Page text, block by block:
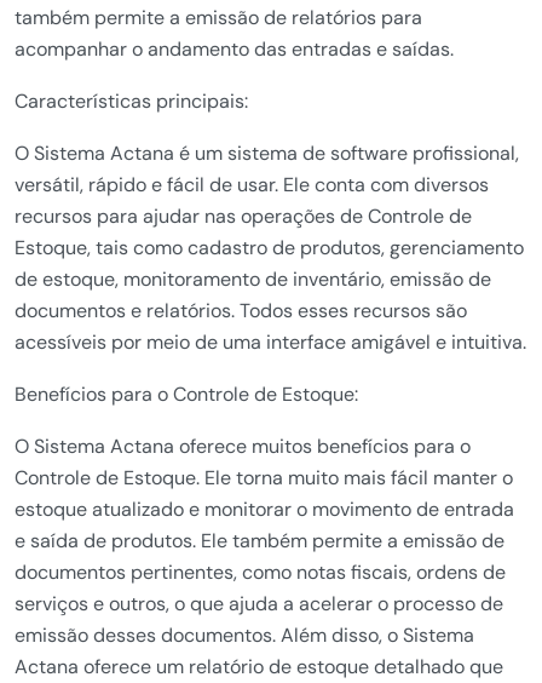
também permite a emissão de relatórios para
acompanhar o andamento das entradas e saídas.
Características principais:
O Sistema Actana é um sistema de software profissional,
versátil, rápido e fácil de usar. Ele conta com diversos
recursos para ajudar nas operações de Controle de
Estoque, tais como cadastro de produtos, gerenciamento
de estoque, monitoramento de inventário, emissão de
documentos e relatórios. Todos esses recursos são
acessíveis por meio de uma interface amigável e intuitiva.
Benefícios para o Controle de Estoque:
O Sistema Actana oferece muitos benefícios para o
Controle de Estoque. Ele torna muito mais fácil manter o
estoque atualizado e monitorar o movimento de entrada
e saída de produtos. Ele também permite a emissão de
documentos pertinentes, como notas fiscais, ordens de
serviços e outros, o que ajuda a acelerar o processo de
emissão desses documentos. Além disso, o Sistema
Actana oferece um relatório de estoque detalhado que